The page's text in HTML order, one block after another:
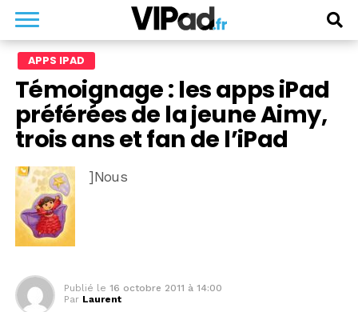
APPS IPAD
Témoignage : les apps iPad
préférées de la jeune Aimy,
trois ans et fan de l’iPad
]Nous
Publié le 16 octobre 2011 à 14:00
Par Laurent